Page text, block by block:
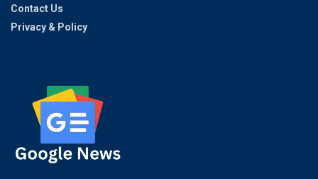
Contact Us
Privacy & Policy